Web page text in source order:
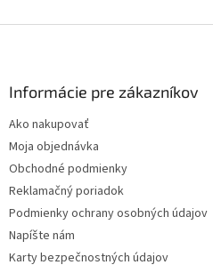
Informácie pre zákazníkov
Ako nakupovať
Moja objednávka
Obchodné podmienky
Reklamačný poriadok
Podmienky ochrany osobných údajov
Napíšte nám
Karty bezpečnostných údajov